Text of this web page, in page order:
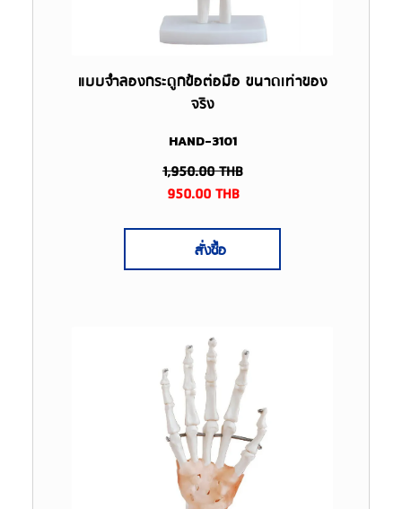
แบบจำลองกระดูกข้อต่อมือ ขนาดเท่าของ
จริง
HAND-3101
1,950.00THB
950.00THB
สั่งซื้อ